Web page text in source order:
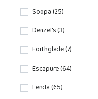
Soopa (25)
Denzel's (3)
Forthglade (7)
Escapure (64)
Lenda (65)